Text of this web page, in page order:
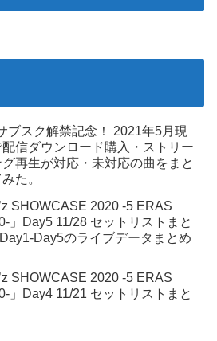
ブスク解禁記念！ 2021年5月現
配信ダウンロード購入・ストリー
グ再生が対応・未対応の曲をまと
た。
SHOWCASE 2020 -5 ERAS
」Day5 11/28 セットリストまと
Day5のライブデータまとめ
SHOWCASE 2020 -5 ERAS
」Day4 11/21 セットリストまと